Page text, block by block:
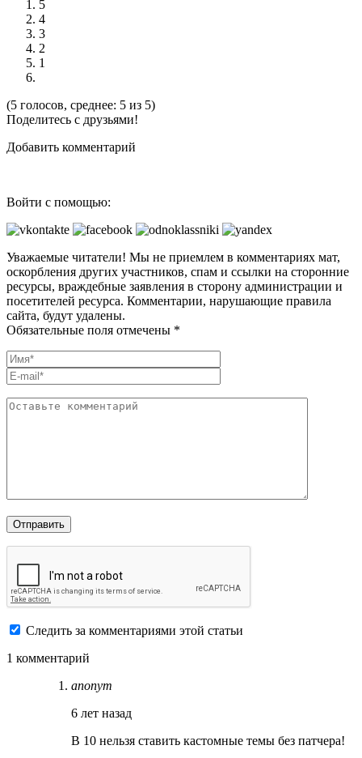
5
4
3
2
1
(5 голосов, среднее: 5 из 5)
Поделитесь с друзьями!
Добавить комментарий
Войти с помощью:
Уважаемые читатели! Мы не приемлем в комментариях мат,
оскорбления других участников, спам и ссылки на сторонние
ресурсы, враждебные заявления в сторону администрации и
посетителей ресурса. Комментарии, нарушающие правила
сайта, будут удалены.
Обязательные поля отмечены *
Следить за комментариями этой статьи
1 комментарий
anonym
6 лет назад
В 10 нельзя ставить кастомные темы без патчера!